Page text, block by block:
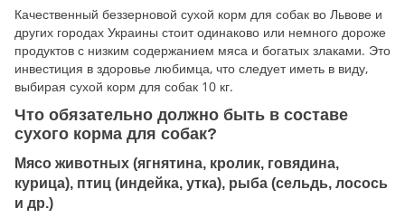
Качественный беззерновой сухой корм для собак во Львове и
других городах Украины стоит одинаково или немного дороже
продуктов с низким содержанием мяса и богатых злаками. Это
инвестиция в здоровье любимца, что следует иметь в виду,
выбирая сухой корм для собак 10 кг.
Что обязательно должно быть в составе
сухого корма для собак?
Мясо животных (ягнятина, кролик, говядина,
курица), птиц (индейка, утка), рыба (сельдь, лосось
и др.)